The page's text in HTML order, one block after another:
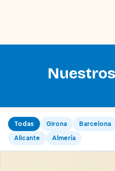
Todas Girona Barcelona
Alicante
Almería